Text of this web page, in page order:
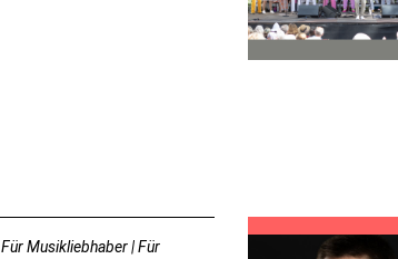
Für Musikliebhaber | Für